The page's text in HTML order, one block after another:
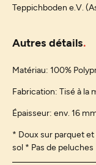
Teppichboden e.V.
Autres détails
Matériau: 100%
Fabrication: Tisé à la
Épaisseur: env. 16
* Doux sur parquet
sol * Pas de peluches